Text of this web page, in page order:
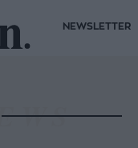
NEWSLETTER